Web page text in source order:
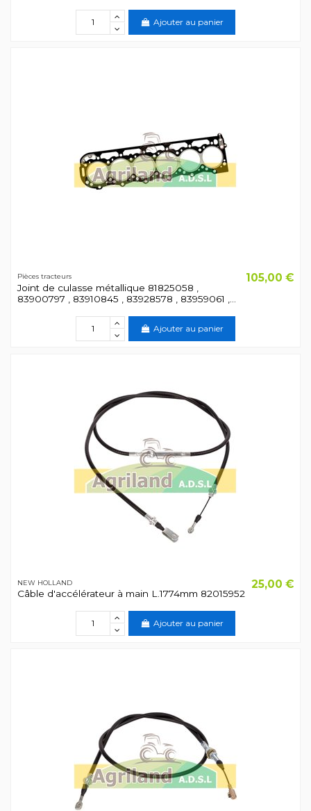
Ajouter au panier
Pièces tracteurs
Joint de culasse métallique 81825058 ,
83900797 , 83910845 , 83928578 , 83959061 ,...
105,00 €
Ajouter au panier
NEW HOLLAND
Câble d'accélérateur à main L.1774mm 82015952
25,00 €
Ajouter au panier